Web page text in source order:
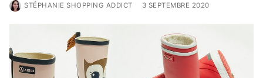
STÉPHANIE SHOPPING ADDICT 3 SEPTEMBRE 2020